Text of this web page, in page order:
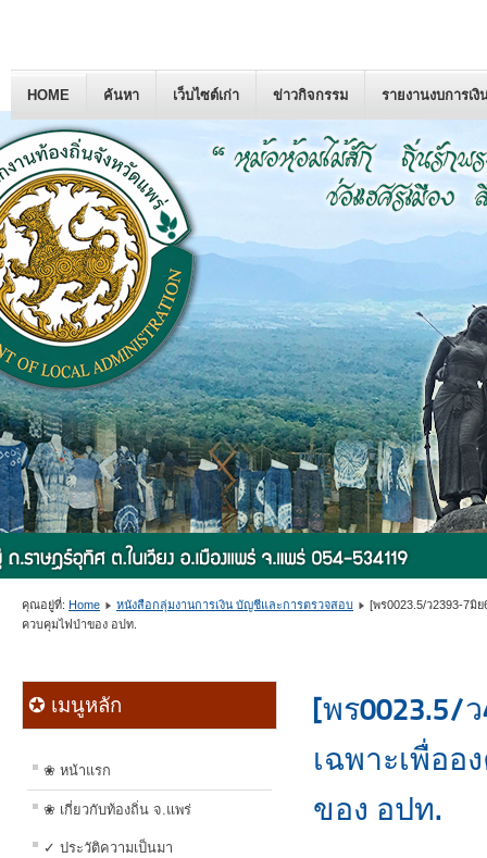
HOME ค้นหา เว็บไซต์เก่า ข่าวกิจกรรม รายงานงบการเงิ
คุณอยู่ที่: Home หนังสือกลุ่มงานการเงิน บัญชีและการตรวจสอบ
[พร0023.5/ว2393-7มิ
ควบคุมไฟป่าของ อปท.
✪ เมนูหลัก
❀ หน้าแรก
❀ เกี่ยวกับท้องถิ่น จ.แพร่
✓ ประวัติความเป็นมา
[พร0023.5/
เฉพาะเพื่อ
ของ อปท.